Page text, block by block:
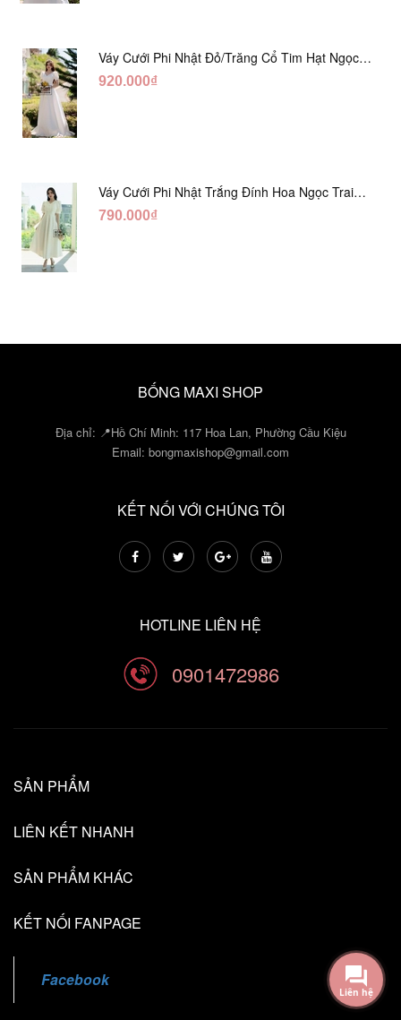
Váy Cưới Phi Nhật Đỏ/Trăng Cổ Tim Hạt Ngọc
DC548
920.000₫
Váy Cưới Phi Nhật Trắng Đính Hoa Ngọc Trai
Lửng DC465
790.000₫
BỐNG MAXI SHOP
Địa chỉ: 📍Hồ Chí Minh: 117 Hoa Lan, Phường Cầu Kiệu
Email: bongmaxishop@gmail.com
KẾT NỐI VỚI CHÚNG TÔI
HOTLINE LIÊN HỆ
0901472986
SẢN PHẨM
LIÊN KẾT NHANH
SẢN PHẨM KHÁC
KẾT NỐI FANPAGE
Liên hệ